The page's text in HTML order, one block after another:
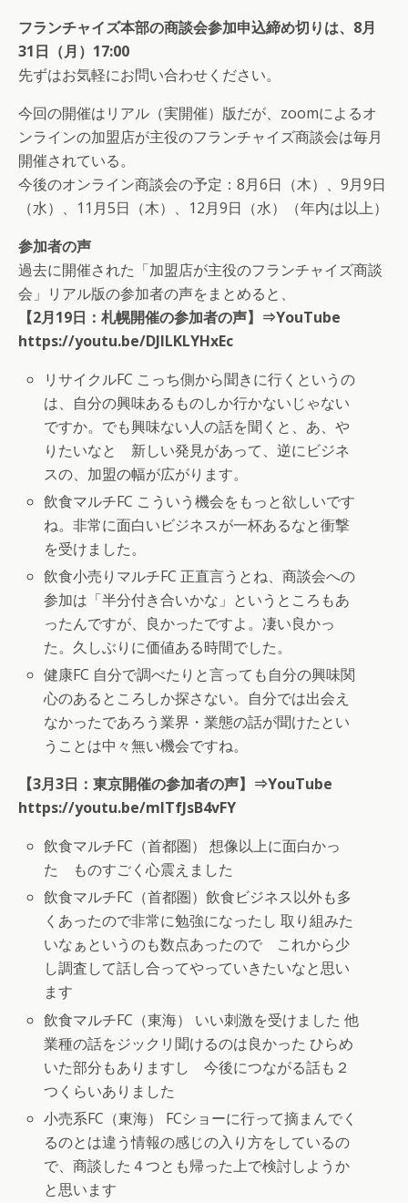
フランチャイズ本部の商談会参加申込締め切りは、8月
31日（月）17:00
先ずはお気軽にお問い合わせください。
今回の開催はリアル（実開催）版だが、zoomによるオ
ンラインの加盟店が主役のフランチャイズ商談会は毎月
開催されている。
今後のオンライン商談会の予定：8月6日（木）、9月9日
（水）、11月5日（木）、12月9日（水）（年内は以上）
参加者の声
過去に開催された「加盟店が主役のフランチャイズ商談
会」リアル版の参加者の声をまとめると、
【2月19日：札幌開催の参加者の声】⇒YouTube
https://youtu.be/DJlLKLYHxEc
リサイクルFC こっち側から聞きに行くというの
は、自分の興味あるものしか行かないじゃない
ですか。でも興味ない人の話を聞くと、あ、や
りたいなと 新しい発見があって、逆にビジネ
スの、加盟の幅が広がります。
飲食マルチFC こういう機会をもっと欲しいです
ね。非常に面白いビジネスが一杯あるなと衝撃
を受けました。
飲食小売りマルチFC 正直言うとね、商談会への
参加は「半分付き合いかな」というところもあ
ったんですが、良かったですよ。凄い良かっ
た。久しぶりに価値ある時間でした。
健康FC 自分で調べたりと言っても自分の興味関
心のあるところしか探さない。自分では出会え
なかったであろう業界・業態の話が聞けたとい
うことは中々無い機会ですね。
【3月3日：東京開催の参加者の声】⇒YouTube
https://youtu.be/mITfJsB4vFY
飲食マルチFC（首都圏） 想像以上に面白かっ
た ものすごく心震えました
飲食マルチFC（首都圏）飲食ビジネス以外も多
くあったので非常に勉強になったし 取り組みた
いなぁというのも数点あったので これから少
し調査して話し合ってやっていきたいなと思い
ます
飲食マルチFC（東海） いい刺激を受けました 他
業種の話をジックリ聞けるのは良かった ひらめ
いた部分もありますし 今後につながる話も２
つくらいありました
小売系FC（東海） FCショーに行って摘まんでく
るのとは違う情報の感じの入り方をしているの
で、商談した４つとも帰った上で検討しようか
と思います